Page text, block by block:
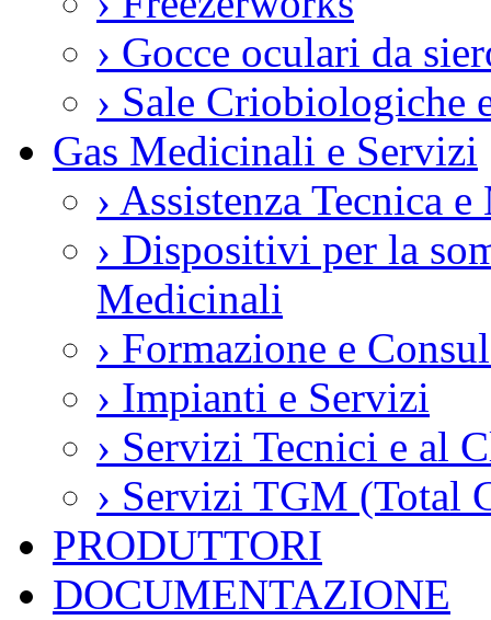
› Gocce oculari da
› Sale Criobiologiche
Gas Medicinali e Servizi
› Assistenza Tecnica
› Dispositivi per la
Medicinali
› Formazione e
› Impianti e Servizi
› Servizi Tecnici e al
› Servizi TGM (Total
PRODUTTORI
DOCUMENTAZIONE